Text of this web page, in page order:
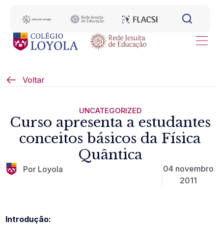
Voltar
UNCATEGORIZED
Curso apresenta a estudantes
conceitos básicos da Física
Quântica
Por Loyola
04 novembro
2011
Introdução: